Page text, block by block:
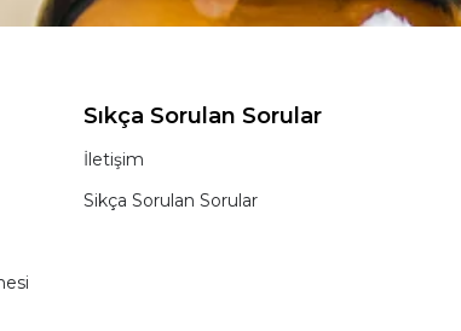
Sıkça Sorulan Sorular
İletişim
Sikça Sorulan Sorular